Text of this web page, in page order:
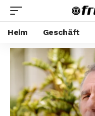
Heim Geschäft